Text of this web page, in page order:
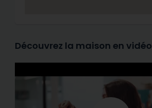
Découvrez la maison en vidéo